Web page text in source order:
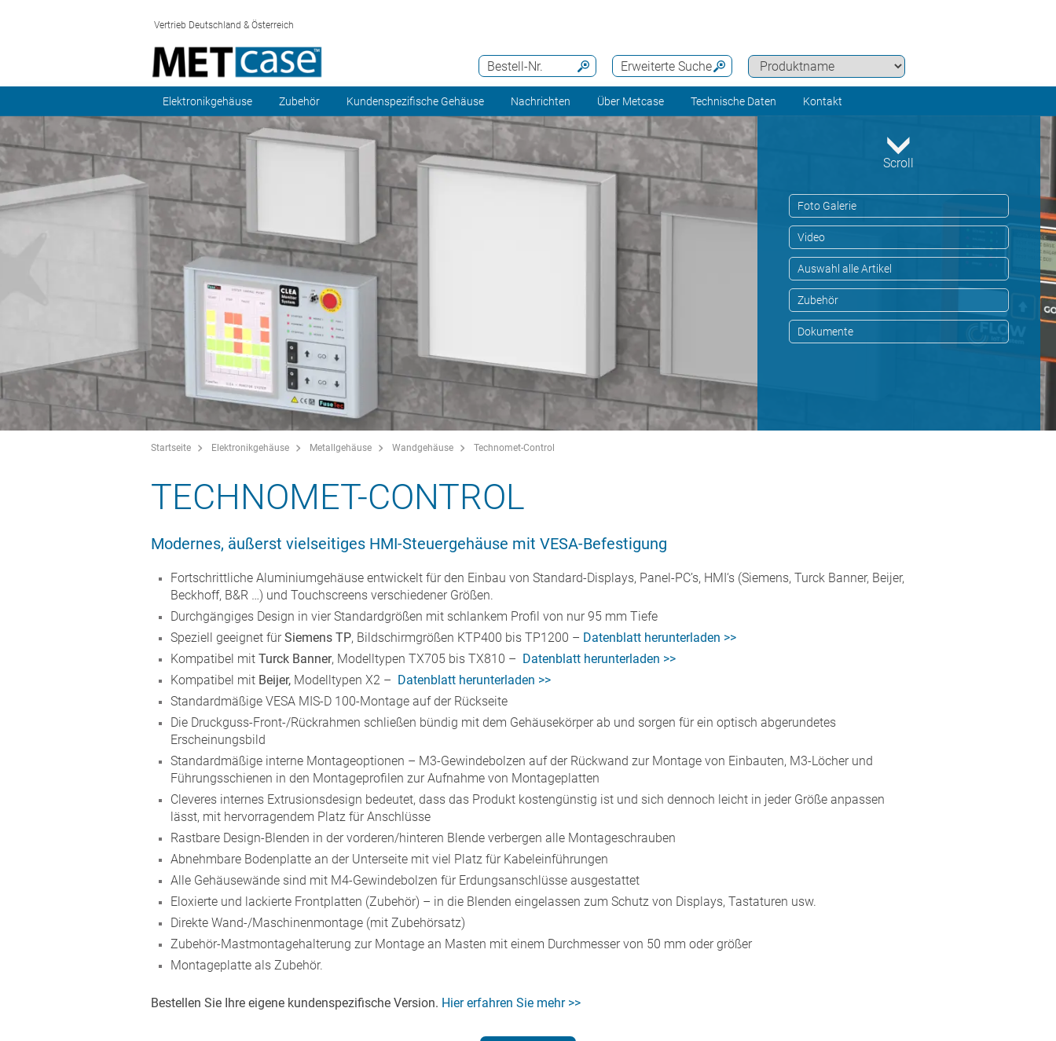
Vertrieb Deutschland & Österreich
Erweiterte Suche
Bestell-Nr.
Elektronikgehäuse Zubehör Kundenspezifische Gehäuse Nachrichten Über Metcase Technische Daten Kontakt
Scroll
Foto Galerie
Video
Auswahl alle Artikel
Zubehör
Dokumente
Startseite Elektronikgehäuse Metallgehäuse Wandgehäuse Technomet-Control
TECHNOMET-CONTROL
Modernes, äußerst vielseitiges HMI-Steuergehäuse mit VESA-Befestigung
Fortschrittliche Aluminiumgehäuse entwickelt für den Einbau von Standard-Displays, Panel-PC’s, HMI‘s (Siemens, Turck Banner, Beijer,
Beckhoff, B&R …) und Touchscreens verschiedener Größen.
Durchgängiges Design in vier Standardgrößen mit schlankem Profil von nur 95 mm Tiefe
Speziell geeignet fürSiemens TP, Bildschirmgrößen KTP400 bis TP1200 – Datenblatt herunterladen >>
Kompatibel mit Turck Banner, Modelltypen TX705 bis TX810 – Datenblatt herunterladen >>
Kompatibel mit Beijer, Modelltypen X2 – Datenblatt herunterladen >>
Standardmäßige VESA MIS-D 100-Montage auf der Rückseite
Die Druckguss-Front-/Rückrahmen schließen bündig mit dem Gehäusekörper ab und sorgen für ein optisch abgerundetes
Erscheinungsbild
Standardmäßige interne Montageoptionen – M3-Gewindebolzen auf der Rückwand zur Montage von Einbauten, M3-Löcher und
Führungsschienen in den Montageprofilen zur Aufnahme von Montageplatten
Cleveres internes Extrusionsdesign bedeutet, dass das Produkt kostengünstig ist und sich dennoch leicht in jeder Größe anpassen
lässt, mit hervorragendem Platz für Anschlüsse
Rastbare Design-Blenden in der vorderen/hinteren Blende verbergen alle Montageschrauben
Abnehmbare Bodenplatte an der Unterseite mit viel Platz für Kabeleinführungen
Alle Gehäusewände sind mit M4-Gewindebolzen für Erdungsanschlüsse ausgestattet
Eloxierte und lackierte Frontplatten (Zubehör) – in die Blenden eingelassen zum Schutz von Displays, Tastaturen usw.
Direkte Wand-/Maschinenmontage (mit Zubehörsatz)
Zubehör-Mastmontagehalterung zur Montage an Masten mit einem Durchmesser von 50 mm oder größer
Montageplatte als Zubehör.
Bestellen Sie Ihre eigene kundenspezifische Version. Hier erfahren Sie mehr >>